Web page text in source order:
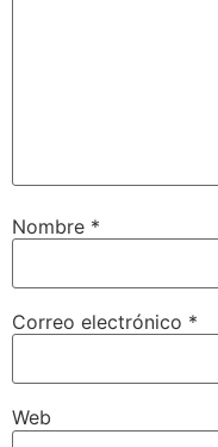
Nombre *
Correo electrónico *
Web